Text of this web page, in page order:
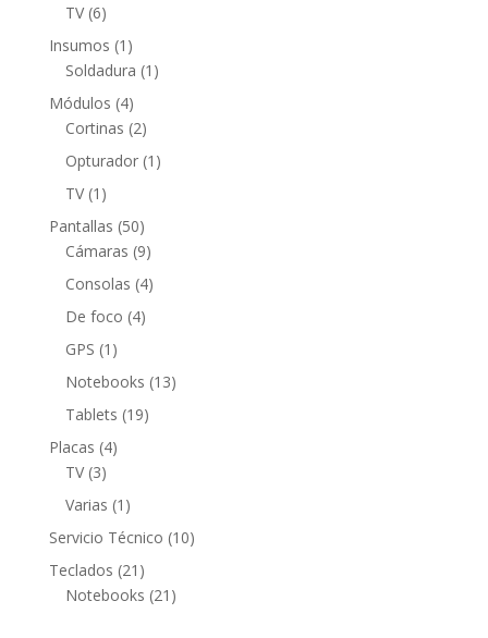
TV 66
productos
Insumos 1 1
producto
Soldadura 1 1
Módulos 44
productos
Cortinas 22
productos
Opturador 1 1
TV 1 1
producto
Pantallas 5050
productos
Cámaras 99
productos
Consolas 44
De foco 44
GPS 1 1
producto
Notebooks 1313
Tablets 1919
Placas 44
TV 33
productos
Varias 1 1
producto
Servicio Técnico 1010
Teclados 21 21
productos
Notebooks 21 21